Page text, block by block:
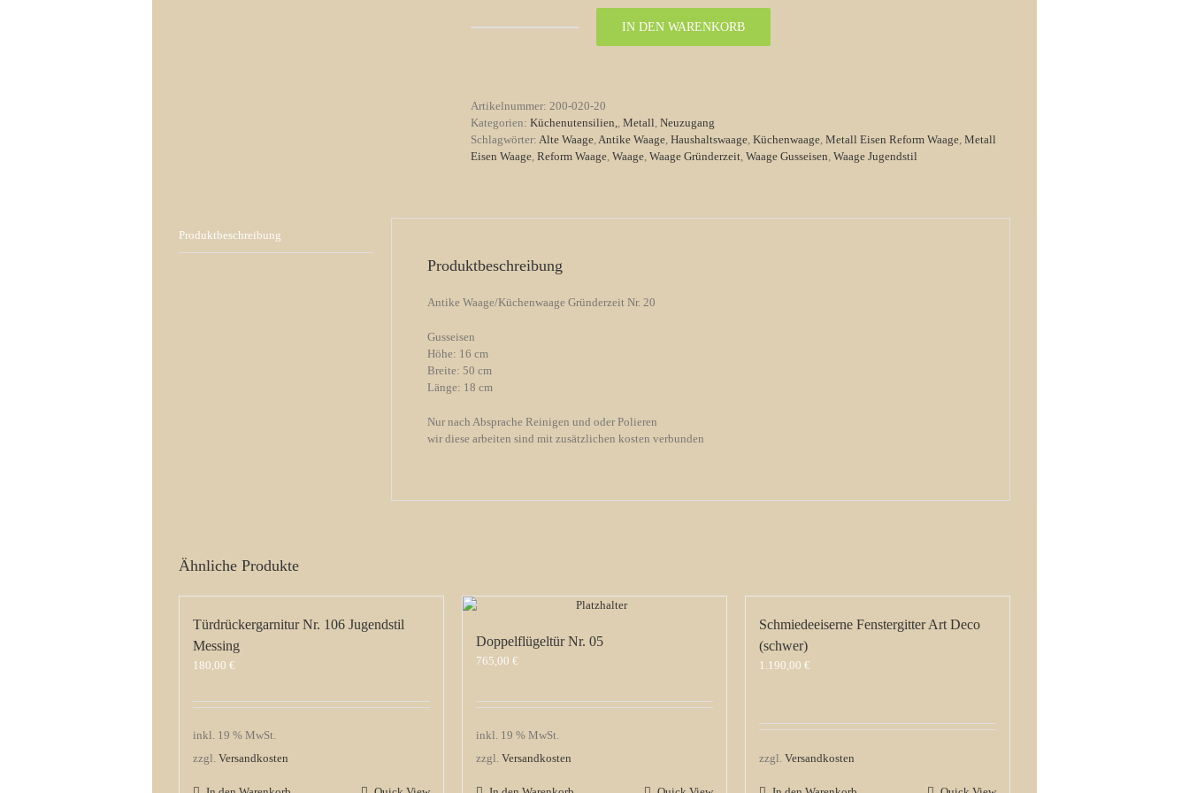
20
Menge
IN DEN WARENKORB
Artikelnummer: 200-020-20
Kategorien: Küchenutensilien,, Metall, Neuzugang
Schlagwörter: Alte Waage,Antike Waage, Haushaltswaage, Küchenwaage, Metall Eisen Reform Waage, Metall
Eisen Waage, Reform Waage, Waage, Waage Gründerzeit, Waage Gusseisen, Waage Jugendstil
Produktbeschreibung
Produktbeschreibung
Antike Waage/Küchenwaage Gründerzeit Nr. 20
Gusseisen
Höhe: 16 cm
Breite: 50 cm
Länge: 18 cm
Nur nach Absprache Reinigen und oder Polieren
wir diese arbeiten sind mit zusätzlichen kosten verbunden
Ähnliche Produkte
Türdrückergarnitur Nr. 106 Jugendstil
Messing
180,00 €
inkl. 19 % MwSt.
zzgl. Versandkosten
Doppelflügeltür Nr. 05
765,00 €
inkl. 19 % MwSt.
zzgl. Versandkosten
Schmiedeeiserne Fenstergitter Art Deco
(schwer)
1.190,00 €
zzgl. Versandkosten